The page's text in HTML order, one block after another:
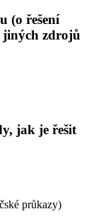
(o řešení
jiných zdrojů
jak je řešit
průkazy)